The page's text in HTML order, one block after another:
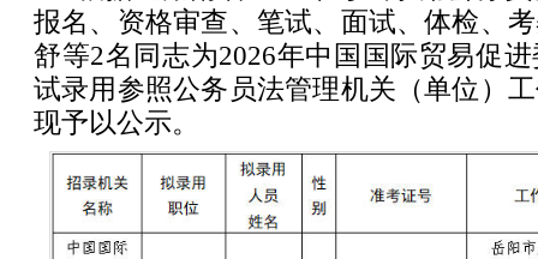
报名、资格审查、笔试、面试、体检、
舒等2名同志为2026年中国国际贸易促
试录用参照公务员法管理机关（单位）
现予以公示。